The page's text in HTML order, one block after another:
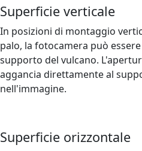
Superficie verticale
In posizioni di montaggio
palo, la fotocamera può
supporto del vulcano.
aggancia direttamente al
nell'immagine.
Superficie orizzontale